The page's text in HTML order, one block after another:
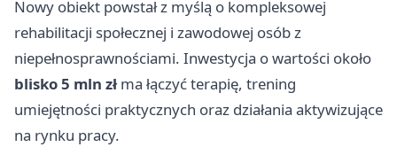
Nowy obiekt powstał z myślą o kompleksowej
rehabilitacji społecznej i zawodowej osób z
niepełnosprawnościami. Inwestycja o wartości około
blisko 5 mln zł ma łączyć terapię, trening
umiejętności praktycznych oraz działania aktywizujące
na rynku pracy.